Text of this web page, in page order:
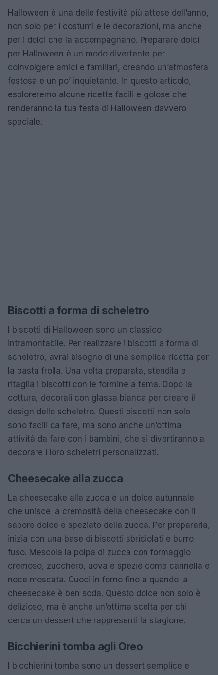
Halloween è una delle festività più attese dell’anno,
non solo per i costumi e le decorazioni, ma anche
per i dolci che la accompagnano. Preparare dolci
per Halloween è un modo divertente per
coinvolgere amici e familiari, creando un’atmosfera
festosa e un po’ inquietante. In questo articolo,
esploreremo alcune ricette facili e golose che
renderanno la tua festa di Halloween davvero
speciale.
Biscotti a forma di scheletro
I biscotti di Halloween sono un classico
intramontabile. Per realizzare i biscotti a forma di
scheletro, avrai bisogno di una semplice ricetta per
la pasta frolla. Una volta preparata, stendila e
ritaglia i biscotti con le formine a tema. Dopo la
cottura, decorali con glassa bianca per creare il
design dello scheletro. Questi biscotti non solo
sono facili da fare, ma sono anche un’ottima
attività da fare con i bambini, che si divertiranno a
decorare i loro scheletri personalizzati.
Cheesecake alla zucca
La cheesecake alla zucca è un dolce autunnale
che unisce la cremosità della cheesecake con il
sapore dolce e speziato della zucca. Per prepararla,
inizia con una base di biscotti sbriciolati e burro
fuso. Mescola la polpa di zucca con formaggio
cremoso, zucchero, uova e spezie come cannella e
noce moscata. Cuoci in forno fino a quando la
cheesecake è ben soda. Questo dolce non solo è
delizioso, ma è anche un’ottima scelta per chi
cerca un dessert che rappresenti la stagione.
Bicchierini tomba agli Oreo
I bicchierini tomba sono un dessert semplice e